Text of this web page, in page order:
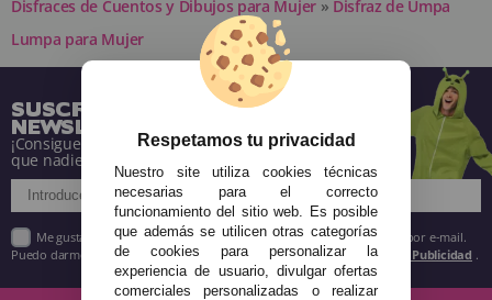
Disfraces de Cuentos y Dibujos para Mujer » Disfraz de Umpa
Lumpa para Mujer
SUSCRÍBETE A NUESTRA
NEWSLETTER
¡Consigue descuentos y entérate de todo antes
que nadie!
Me gustaría recibir descuentos exclusivos, novedades y tendencias por e-mail.
Puedo darme de baja cuando quiera según lo recogido en la Política de Publicidad .
Respetamos tu privacidad
Nuestro site utiliza cookies técnicas
necesarias para el correcto
funcionamiento del sitio web. Es posible
que además se utilicen otras categorías
de cookies para personalizar la
experiencia de usuario, divulgar ofertas
comerciales personalizadas o realizar